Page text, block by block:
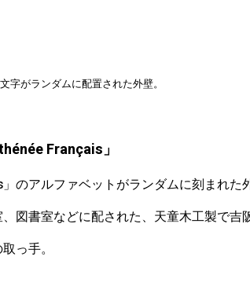
字がランダムに配置された外壁。
Français」
のアルファベットがランダムに刻まれた
図書室などに配された、天童木工製で吉
っ手。